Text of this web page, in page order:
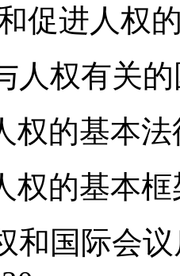
促进人权
人权有关
权的基本法
权的基本框
和国际会